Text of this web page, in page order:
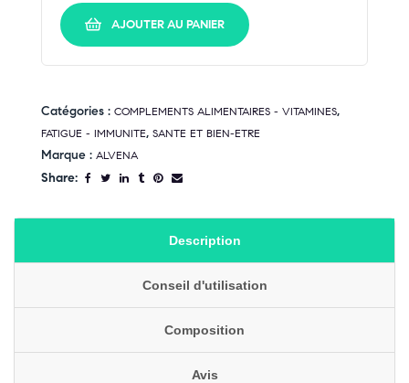
AJOUTER AU PANIER
Catégories : COMPLEMENTS ALIMENTAIRES - VITAMINES,
FATIGUE - IMMUNITE, SANTE ET BIEN-ETRE
Marque : ALVENA
Share:
Description
Conseil d'utilisation
Composition
Avis